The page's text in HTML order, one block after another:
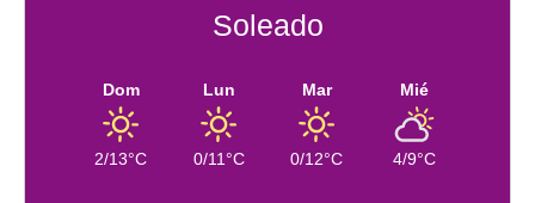
Soleado
Dom
2/13°C
Lun
0/11°C
Mar
0/12°C
Mié
4/9°C